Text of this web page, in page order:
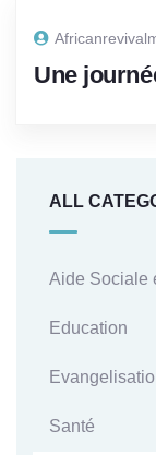
Une
ALL
Aide Sociale
Education
Santé